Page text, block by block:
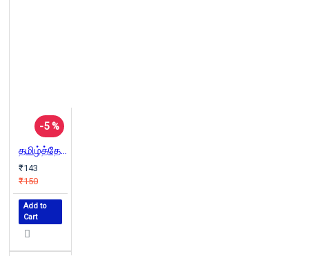
-5 %
தமிழ்த்தேசியம் பன்முகப் பார்வை (தொகுதி 2)
₹143
₹150
Add to
Cart